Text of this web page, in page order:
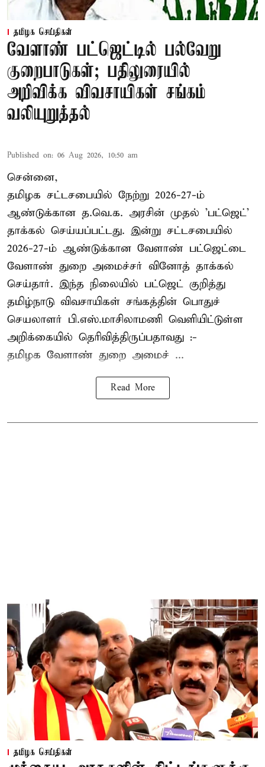
தமிழக செய்திகள்
வேளாண் பட்ஜெட்டில் பல்வேறு
குறைபாடுகள்; பதிலுரையில்
அறிவிக்க விவசாயிகள் சங்கம்
வலியுறுத்தல்
Published on: 06 Aug 2026, 10:50 am
சென்னை,
தமிழக சட்டசபையில் நேற்று 2026-27-ம்
ஆண்டுக்கான த.வெ.க. அரசின் முதல் 'பட்ஜெட்'
தாக்கல் செய்யப்பட்டது. இன்று சட்டசபையில்
2026-27-ம் ஆண்டுக்கான வேளாண் பட்ஜெட்டை
வேளாண் துறை அமைச்சர் வினோத் தாக்கல்
செய்தார். இந்த நிலையில் பட்ஜெட் குறித்து
தமிழ்நாடு விவசாயிகள் சங்கத்தின் பொதுச்
செயலாளர் பி.எஸ்.மாசிலாமணி வெளியிட்டுள்ள
அறிக்கையில் தெரிவித்திருப்பதாவது :-
தமிழக வேளாண் துறை அமைச் ...
Read More
தமிழக செய்திகள்